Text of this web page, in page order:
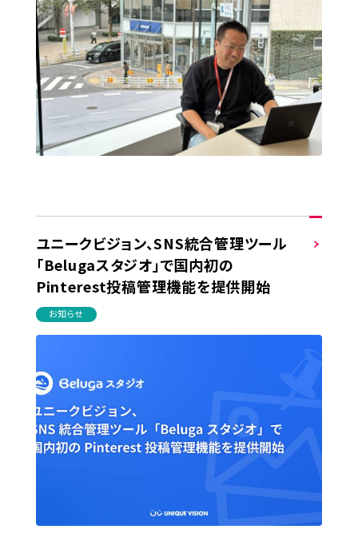
ユニークビジョン、SNS統合管理ツール
「Belugaスタジオ」で国内初の
Pinterest投稿管理機能を提供開始
お知らせ